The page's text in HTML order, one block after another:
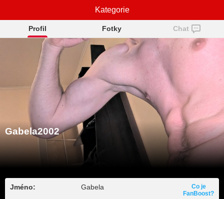
Gabela2002
Profil Fotky Chat
Gabela2002
Jméno: Gabela
Co je
FanBoost?
Kategorie